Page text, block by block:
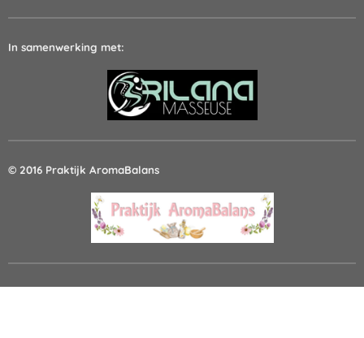
In samenwerking met:
© 2016 Praktijk AromaBalans